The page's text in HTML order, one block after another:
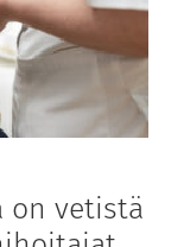
on vetistä